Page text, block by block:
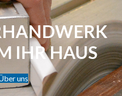
IHR HAUS
uns